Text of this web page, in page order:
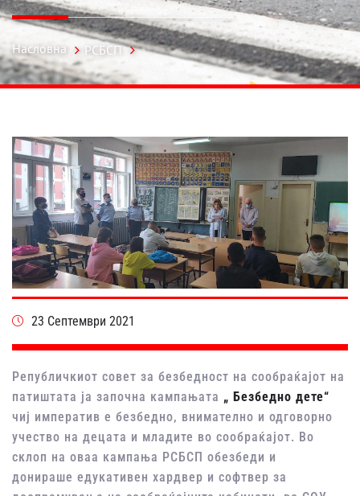
Насловна РСБСП
23 Септември 2021
Републичкиот совет за безбедност на сообраќајот на
патиштата ја започна кампањата „ Безбедно дете“
чиј императив е безбедно, внимателно и одговорно
учество на децата и младите во сообраќајот. Во
склоп на оваа кампања РСБСП обезбеди и
донираше едукативен хардвер и софтвер за